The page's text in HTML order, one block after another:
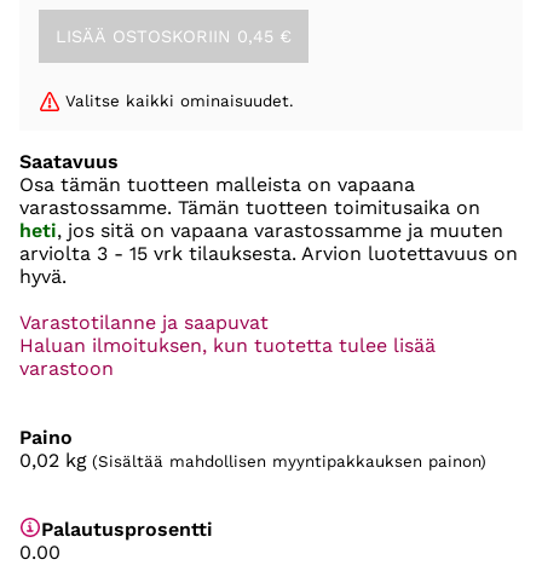
Valitse kaikki ominaisuudet.
Saatavuus
Osa tämän tuotteen malleista on vapaana
varastossamme. Tämän tuotteen toimitusaika on
heti, jos sitä on vapaana varastossamme ja muuten
arviolta 3 - 15 vrk tilauksesta. Arvion luotettavuus on
hyvä.
Varastotilanne ja saapuvat
Haluan ilmoituksen, kun tuotetta tulee lisää
varastoon
Paino
0,02 kg (Sisältää mahdollisen myyntipakkauksen painon)
Palautusprosentti
0.00